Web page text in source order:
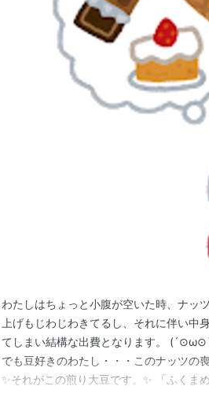
わたしはちょっと小腹が空いた時、ナッ
上げもじわじわきてるし、それに伴い中
てしまい結構な出費となります。
でも豆好きのわたし・・・このナッツの
✨それがこの煎り大豆です。✨ 「ふくま